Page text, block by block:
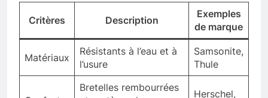
Critères Description
Exemples
de marque
Matériaux
Résistants à l’eau et à
l’usure
Samsonite,
Thule
Bretelles rembourrées
Herschel,